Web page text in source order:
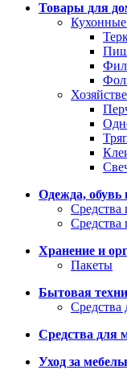
Товары для
Одежда, обувь
Средства
Средства
Хранение и
Пакеты
Бытовая
Средства
Средства для
Уход за